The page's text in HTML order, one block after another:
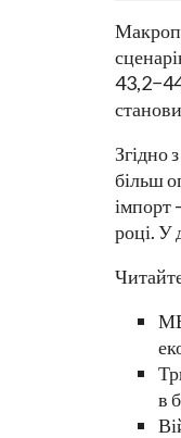
Згідно
більш
імпорт
році. У
в